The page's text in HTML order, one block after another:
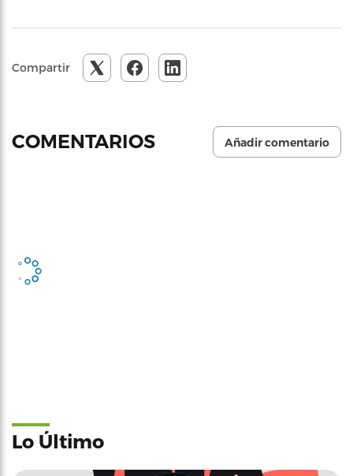
Compartir
COMENTARIOS Añadir comentario
Lo Último